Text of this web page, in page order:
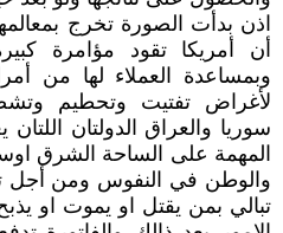
اذن بدأت الصورة تخرج
أن أمريكا تقود مؤامرة
وبمساعدة العملاء لها من
لأغراض تفتيت وتحطيم
سوريا والعراق الدولتان
المهمة على الساحة الشرق
والوطن في النفوس ومن أجل
تبالي بمن يقتل او يموت او